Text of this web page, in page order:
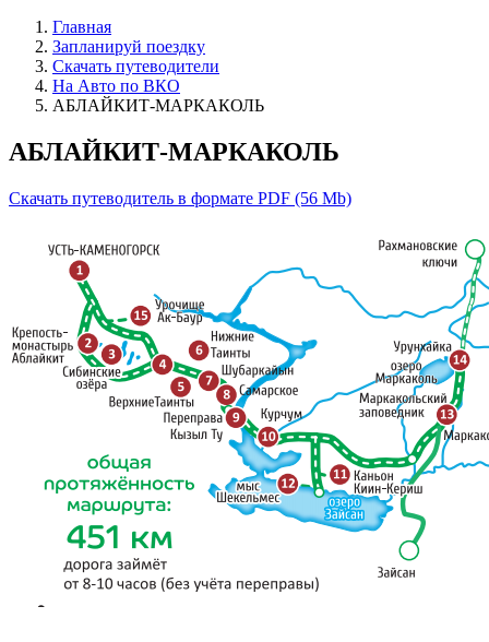
Главная
Запланируй поездку
Скачать путеводители
На Авто по ВКО
АБЛАЙКИТ-МАРКАКОЛЬ
АБЛАЙКИТ-МАРКАКОЛЬ
Скачать путеводитель в формате PDF (56 Mb)